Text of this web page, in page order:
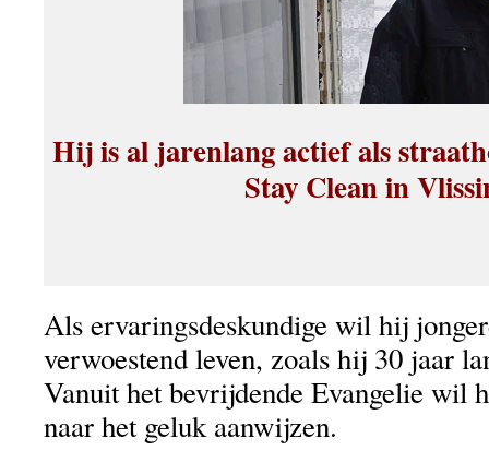
Hij is al jarenlang actief als
Stay Clean in
Als ervaringsdeskundige wil hij
verwoestend leven, zoals hij 30 jaar
Vanuit het bevrijdende Evangelie wil
naar het geluk aanwijzen.